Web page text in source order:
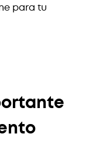
para tu